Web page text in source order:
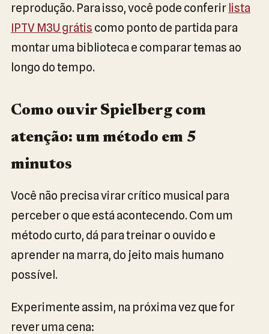
reprodução. Para isso, você pode conferir lista
IPTV M3U grátis como ponto de partida para
montar uma biblioteca e comparar temas ao
longo do tempo.
Como ouvir Spielberg com
atenção: um método em 5
minutos
Você não precisa virar crítico musical para
perceber o que está acontecendo. Com um
método curto, dá para treinar o ouvido e
aprender na marra, do jeito mais humano
possível.
Experimente assim, na próxima vez que for
rever uma cena: